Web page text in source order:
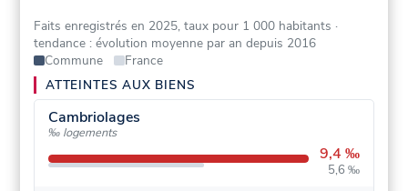
Faits enregistrés en 2025, taux pour 1 000 habitants ·
tendance : évolution moyenne par an depuis 2016
Commune
France
ATTEINTES AUX BIENS
Cambriolages
‰ logements
9,4 ‰
5,6 ‰